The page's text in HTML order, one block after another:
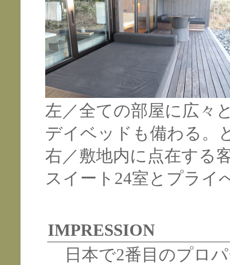
左／全ての部屋に広々
デイベッドも備わる。
右／敷地内に点在する
スイート24室とプライ
IMPRESSION
日本で2番目のプロ